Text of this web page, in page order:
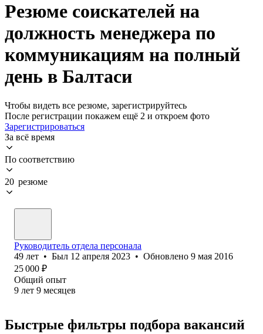
Резюме соискателей на
должность менеджера по
коммуникациям на полный
день в Балтаси
Чтобы видеть все резюме, зарегистрируйтесь
После регистрации покажем ещё 2 и откроем фото
Зарегистрироваться
За всё время
По соответствию
20 резюме
Руководитель отдела персонала
49 лет • Был 12 апреля 2023 • Обновлено 9 мая 2016
25 000 ₽
Общий опыт
9 лет 9 месяцев
Быстрые фильтры подбора вакансий